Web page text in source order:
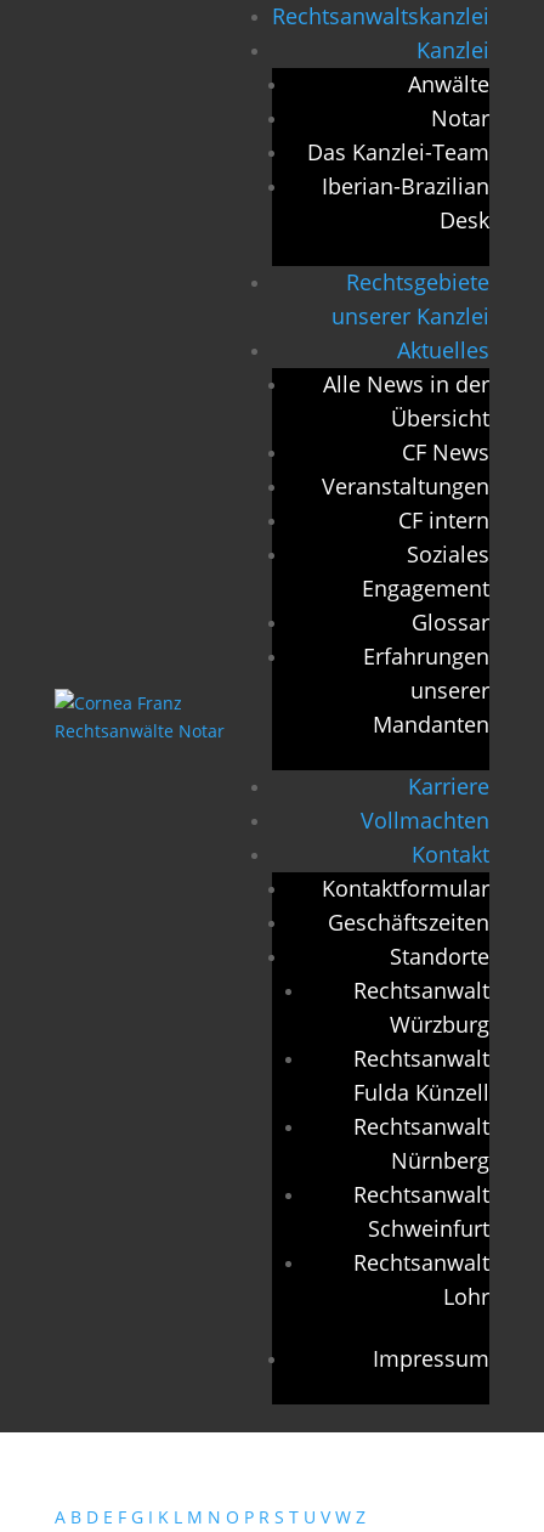
Rechtsanwaltskanzlei
Kanzlei
Anwälte
Notar
Das Kanzlei-Team
Iberian-Brazilian
Desk
Rechtsgebiete
unserer Kanzlei
Aktuelles
Alle News in der
Übersicht
CF News
Veranstaltungen
CF intern
Soziales
Engagement
Glossar
Erfahrungen
unserer
Mandanten
Karriere
Vollmachten
Kontakt
Kontaktformular
Geschäftszeiten
Standorte
Rechtsanwalt
Würzburg
Rechtsanwalt
Fulda Künzell
Rechtsanwalt
Nürnberg
Rechtsanwalt
Schweinfurt
Rechtsanwalt
Lohr
Impressum
A B D E F G I K L M N O P R S T U V W Z